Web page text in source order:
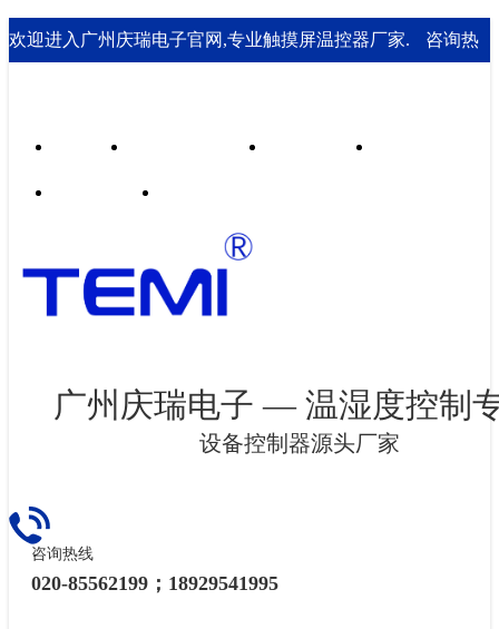
欢迎进入广州庆瑞电子官网,专业触摸屏温控器厂家. 咨询热
广州庆瑞电子 — 温湿度控制
设备控制器源头厂家
咨询热线
020-85562199；18929541995